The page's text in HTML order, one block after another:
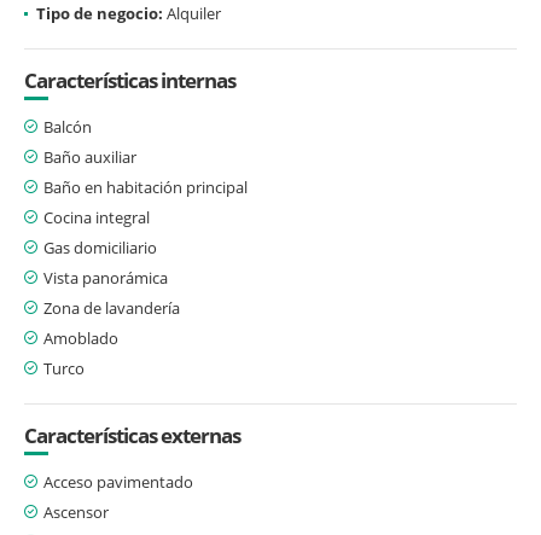
Tipo de negocio: Alquiler
Características internas
Balcón
Baño auxiliar
Baño en habitación principal
Cocina integral
Gas domiciliario
Vista panorámica
Zona de lavandería
Amoblado
Turco
Características externas
Acceso pavimentado
Ascensor